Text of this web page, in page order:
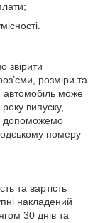
звірити
розміри та
автомобіль може
випуску,
допоможемо
номеру
та вартість
накладений
30 днів та